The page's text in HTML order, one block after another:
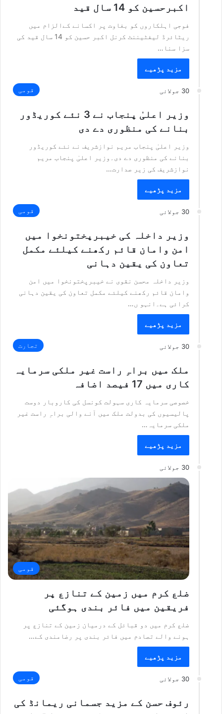
اکبرحسین کو 14 سال قید
فوجی اہلکاروں کو بغاوت پر اکسانے کےالزام میں
ریٹائرڈ لیفٹیننٹ کرنل اکبر حسین کو 14 سال قید کی
سزا سنا…
مزید پڑھیے
30 جولائی قومی
وزیر اعلیٰ پنجاب نے 3 نئے کوریڈور
بنانے کی منظوری دے دی
وزیر اعلیٰ پنجاب مریم نوازشریف نے نئے کوریڈور
بنانے کی منظوری دے دی۔وزیر اعلیٰ پنجاب مریم
نوازشریف کی زیر صدارت…
مزید پڑھیے
30 جولائی قومی
وزیر داخلہ کی خیبرپختونخوا میں
امن وامان قائم رکھنے کیلئے مکمل
تعاون کی یقین دہانی
وزیر داخلہ محسن نقوی نے خیبرپختونخوا میں امن
وامان قائم رکھنے کیلئے مکمل تعاون کی یقین دہانی
کرائی ہے۔انہو ں…
مزید پڑھیے
30 جولائی تجارت
ملک میں براہِ راست غیر ملکی سرمایہ
کاری میں 17 فیصد اضافہ
خصوصی سرمایہ کاری سہولت کونسل کی کاروبار دوست
پالیسیوں کی بدولت ملک میں آنے والی براہِ راست غیر
ملکی سرمایہ…
مزید پڑھیے
30 جولائی
قومی
ضلع کرم میں زمین کے تنازع پر
فریقین میں فائر بندی ہوگئی
ضلع کرم میں دو قبائل کے درمیان زمین کے تنازع پر
ہونے والے تصادم میں فائر بندی پر رضامندی کے…
مزید پڑھیے
30 جولائی قومی
رئوف حسن کے مزید جسمانی ریمانڈ کی